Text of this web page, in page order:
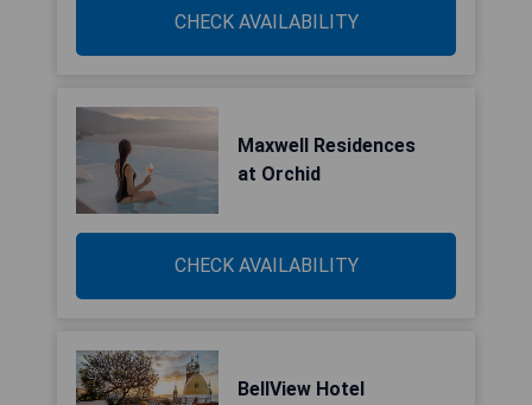
CHECK AVAILABILITY
Maxwell Residences
at Orchid
CHECK AVAILABILITY
BellView Hotel